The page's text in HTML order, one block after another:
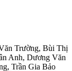
Trường, Bùi Thị
Anh, Dương Văn
, Trần Gia Bảo